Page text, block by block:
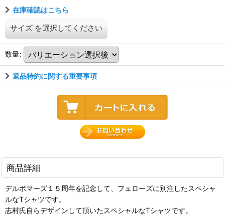
在庫確認はこちら
サイズ を選択してください
数量:
返品特約に関する重要事項
商品詳細
デルボマーズ１５周年を記念して、フェローズに別注したスペシャ
ルなTシャツです。
志村氏自らデザインして頂いたスペシャルなTシャツです。